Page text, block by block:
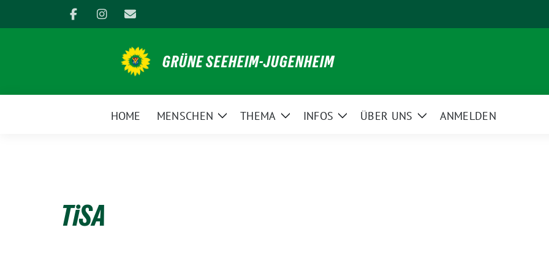
zum
GRÜNE SEEHEIM-JUGENHEIM
HOME MENSCHEN
ZeigeTHEMA
ZeigeINFOS
ZeigeÜBER UNS
ZeigeANMELDEN
TiSA